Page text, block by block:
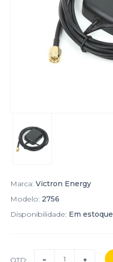
Marca: Victron Energy
Modelo: 2756
Disponibilidade: Em estoque
QTD: